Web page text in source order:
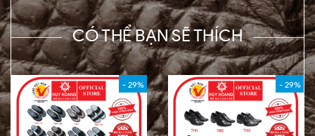
CÓ THỂ BẠN SẼ THÍCH
- 29% - 29%